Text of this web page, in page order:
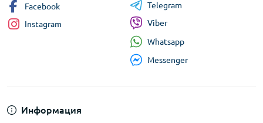
Информация
Facebook
Instagram
Telegram
Viber
Whatsapp
Messenger